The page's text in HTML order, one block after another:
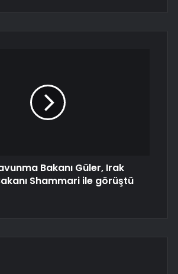
Bakanı Güler, Irak
Shammari ile görüştü